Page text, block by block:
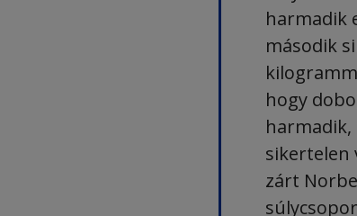
harmadik
második
hogy
harmadik,
sikertelen
zárt